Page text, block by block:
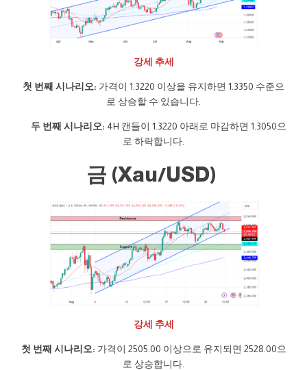
강세 추세
첫 번째 시나리오: 가격이 1.3220 이상을 유지하면 1.3350 수준으
로 상승할 수 있습니다.
두 번째 시나리오: 4H 캔들이 1.3220 아래로 마감하면 1.3050으
로 하락합니다.
금 (Xau/USD)
강세 추세
첫 번째 시나리오: 가격이 2505.00 이상으로 유지되면 2528.00으
로 상승합니다.